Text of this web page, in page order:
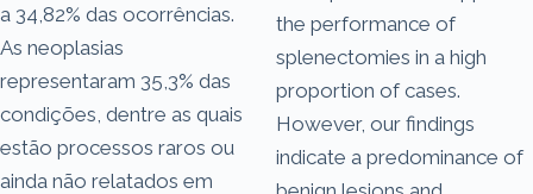
a 34,82% das ocorrências.
As neoplasias
representaram 35,3% das
condições, dentre as quais
estão processos raros ou
ainda não relatados em
the performance of
splenectomies in a high
proportion of cases.
However, our findings
indicate a predominance of